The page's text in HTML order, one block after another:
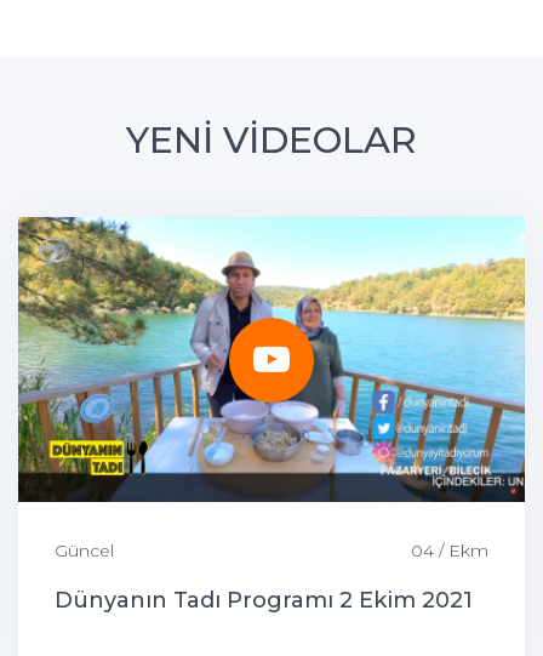
YENİ VİDEOLAR
Güncel 04 / Ekm
Dünyanın Tadı Programı 2 Ekim 2021